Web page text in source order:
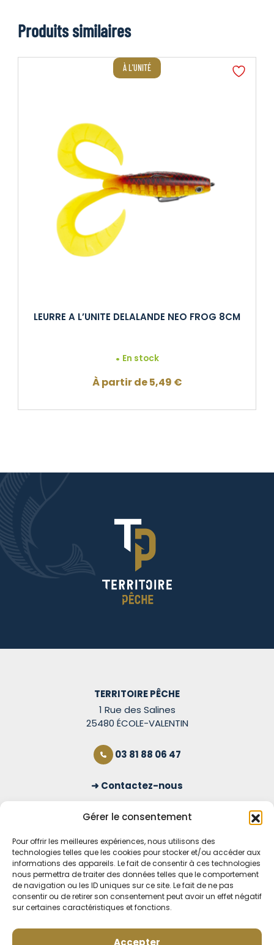
Gérer le consentement
Pour offrir les meilleures expériences, nous utilisons des
technologies telles que les cookies pour stocker et/ou accéder aux
informations des appareils. Le fait de consentir à ces technologies
nous permettra de traiter des données telles que le comportement
de navigation ou les ID uniques sur ce site. Le fait de ne pas
consentir ou de retirer son consentement peut avoir un effet négatif
sur certaines caractéristiques et fonctions.
Accepter
Produits similaires
À L'UNITÉ
LEURRE A L’UNITE DELALANDE NEO FROG 8CM
En stock
À partir de5,49 €
TERRITOIRE PÊCHE
1 Rue des Salines
25480 ÉCOLE-VALENTIN
03 81 88 06 47
Contactez-nous
OUVERT TOUS LES JOURS
Voir nos horaires
MENTIONS LÉGALES